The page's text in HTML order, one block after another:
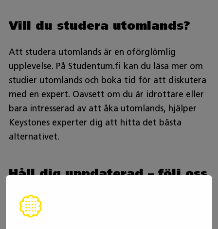
Vill du studera utomlands?
Att studera utomlands är en oförglömlig
upplevelse. På Studentum.fi kan du läsa mer om
studier utomlands och boka tid för att diskutera
med en expert. Oavsett om du är idrottare eller
bara intresserad av att åka utomlands, hjälper
Keystones experter dig att hitta det bästa
alternativet.
Håll dig uppdaterad – följ oss
Följ oss på